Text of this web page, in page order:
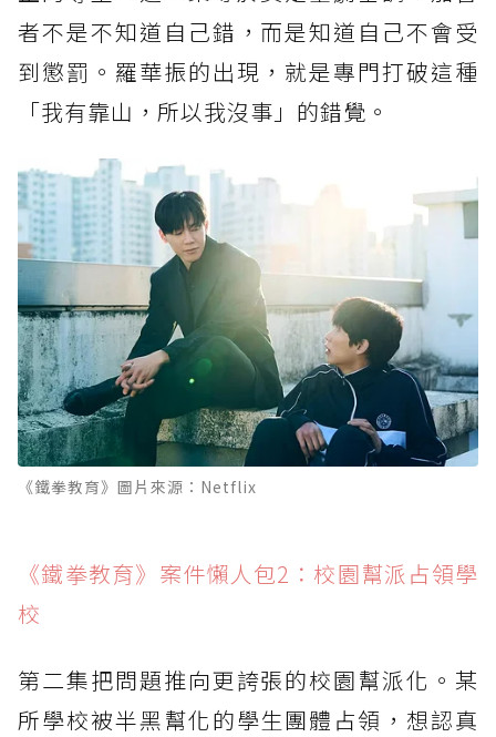
者不是不知道自己錯，而是知道自己不會受
到懲罰。羅華振的出現，就是專門打破這種
「我有靠山，所以我沒事」的錯覺。
《鐵拳教育》圖片來源：Netflix
《鐵拳教育》案件懶人包2：校園幫派占領學
校
第二集把問題推向更誇張的校園幫派化。某
所學校被半黑幫化的學生團體占領，想認真